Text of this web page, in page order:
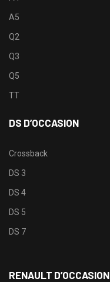
A5
Q2
Q3
Q5
TT
DS D’OCCASION
Crossback
DS 3
DS 4
DS 5
DS 7
RENAULT D’OCCASION